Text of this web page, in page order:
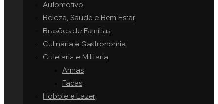
Automotivo
Beleza, Saúde e Bem Estar
Brasões de Famílias
Culinária e Gastronomia
Cutelaria e Militaria
Armas
Facas
Hobbie e Lazer